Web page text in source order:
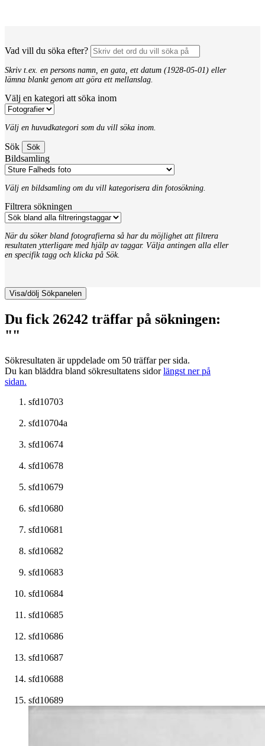
Vad vill du söka efter?
Skriv t.ex. en persons namn, en gata, ett datum (1928-05-01) eller
lämna blankt genom att göra ett mellanslag.
Välj en kategori att söka inom
Välj en huvudkategori som du vill söka inom.
Sök
Bildsamling
Välj en bildsamling om du vill kategorisera din fotosökning.
Filtrera sökningen
När du söker bland fotografierna så har du möjlighet att filtrera
resultaten ytterligare med hjälp av taggar. Välja antingen alla eller
en specifik tagg och klicka på Sök.
Visa/dölj Sökpanelen
Du fick 26242 träffar på sökningen:
""
Sökresultaten är uppdelade om 50 träffar per sida.
Du kan bläddra bland sökresultatens sidorlängst ner på
sidan.
sfd10703
sfd10704a
sfd10674
sfd10678
sfd10679
sfd10680
sfd10681
sfd10682
sfd10683
sfd10684
sfd10685
sfd10686
sfd10687
sfd10688
sfd10689